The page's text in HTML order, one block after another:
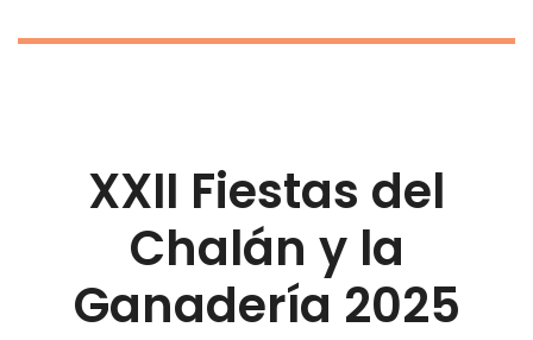
XXII Fiestas del
Chalán y la
Ganadería 2025